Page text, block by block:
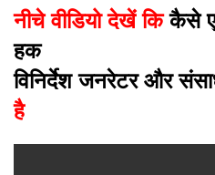
नीचे वीडियो देखें किकैसे
हक
विनिर्देश जनरेटर और
है